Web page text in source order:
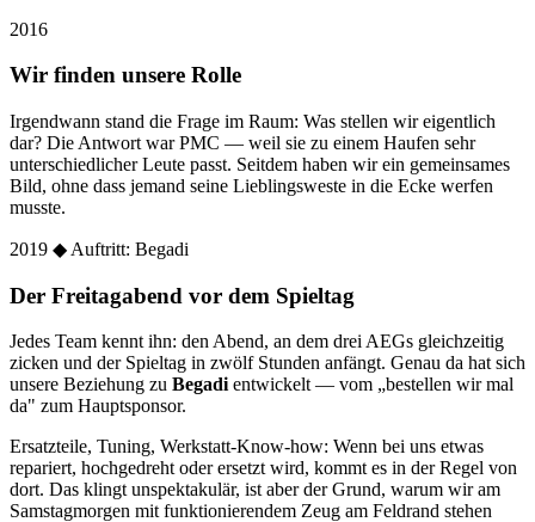
2016
Wir finden unsere Rolle
Irgendwann stand die Frage im Raum: Was stellen wir eigentlich
dar? Die Antwort war PMC — weil sie zu einem Haufen sehr
unterschiedlicher Leute passt. Seitdem haben wir ein gemeinsames
Bild, ohne dass jemand seine Lieblingsweste in die Ecke werfen
musste.
2019 ◆ Auftritt: Begadi
Der Freitagabend vor dem Spieltag
Jedes Team kennt ihn: den Abend, an dem drei AEGs gleichzeitig
zicken und der Spieltag in zwölf Stunden anfängt. Genau da hat sich
unsere Beziehung zu Begadientwickelt — vom „bestellen wir mal
da" zum Hauptsponsor.
Ersatzteile, Tuning, Werkstatt-Know-how: Wenn bei uns etwas
repariert, hochgedreht oder ersetzt wird, kommt es in der Regel von
dort. Das klingt unspektakulär, ist aber der Grund, warum wir am
Samstagmorgen mit funktionierendem Zeug am Feldrand stehen